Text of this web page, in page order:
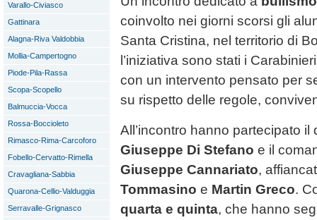
Varallo-Civiasco
Gattinara
Alagna-Riva Valdobbia
Mollia-Campertogno
Piode-Pila-Rassa
Scopa-Scopello
Balmuccia-Vocca
Rossa-Boccioleto
Rimasco-Rima-Carcoforo
Fobello-Cervatto-Rimella
Cravagliana-Sabbia
Quarona-Cellio-Valduggia
Serravalle-Grignasco
coinvolto nei giorni scorsi gli
Santa Cristina, nel territorio di
l’iniziativa sono stati i
con un intervento pensato per
su rispetto delle regole,
All’incontro hanno partecipato
Giuseppe Di Stefano e il
Giuseppe Cannariato,
Tommasino e Martin Greco.
quarta e quinta, che hanno